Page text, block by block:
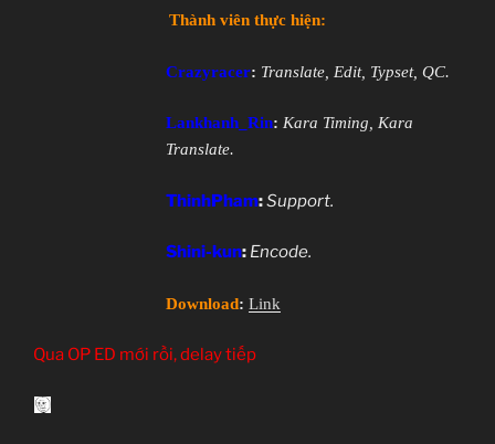
Thành viên thực hiện:
Crazyracer: Translate, Edit, Typset, QC.
Lankhanh_Rin: Kara Timing, Kara
Translate.
ThinhPham:Support.
Shini-kun: Encode.
Download: Link
Qua OP ED mới rồi, delay tiếp